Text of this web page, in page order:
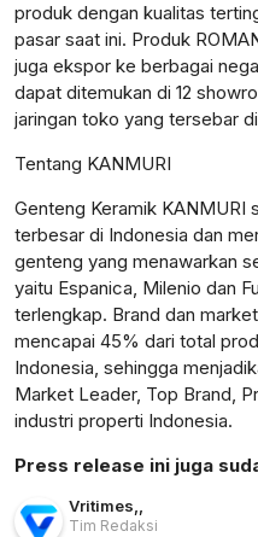
produk dengan kualitas
pasar saat ini. Produk
juga ekspor ke berbagai
dapat ditemukan di 12
jaringan toko yang tersebar
Tentang KANMURI
Genteng Keramik KANMURI
terbesar di Indonesia dan
genteng yang menawarkan
yaitu Espanica, Milenio dan
terlengkap. Brand dan
mencapai 45% dari total
Indonesia, sehingga
Market Leader, Top Brand,
industri properti Indonesia.
Press release ini juga
Vritimes
Tim Redaksi